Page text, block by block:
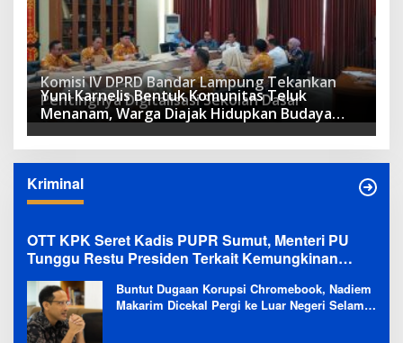
Komisi IV DPRD Bandar Lampung Tekankan
Pentingnya Digitalisasi Sekolah Dasar
Yuni Karnelis Bentuk Komunitas Teluk
Menanam, Warga Diajak Hidupkan Budaya
Tanam
Kriminal
OTT KPK Seret Kadis PUPR Sumut, Menteri PU
Tunggu Restu Presiden Terkait Kemungkinan
Evaluasi Besar
Buntut Dugaan Korupsi Chromebook, Nadiem
Makarim Dicekal Pergi ke Luar Negeri Selama